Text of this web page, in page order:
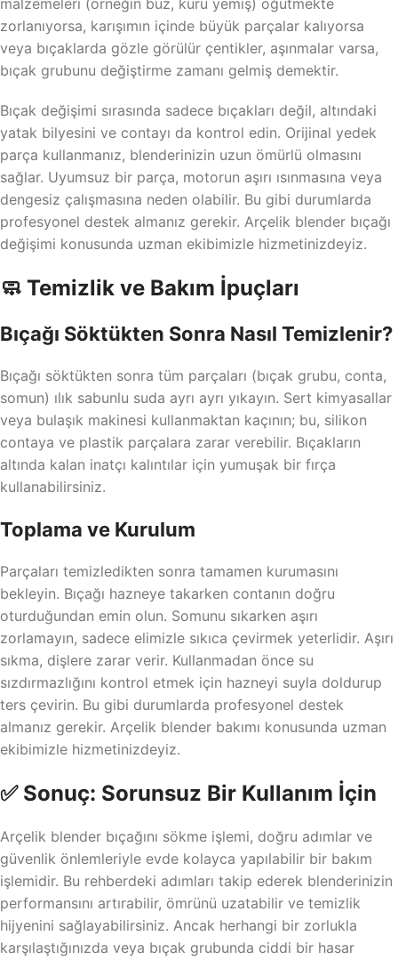
malzemeleri (örneğin buz, kuru yemiş) öğütmekte
zorlanıyorsa, karışımın içinde büyük parçalar kalıyorsa
veya bıçaklarda gözle görülür çentikler, aşınmalar varsa,
bıçak grubunu değiştirme zamanı gelmiş demektir.
Bıçak değişimi sırasında sadece bıçakları değil, altındaki
yatak bilyesini ve contayı da kontrol edin. Orijinal yedek
parça kullanmanız, blenderinizin uzun ömürlü olmasını
sağlar. Uyumsuz bir parça, motorun aşırı ısınmasına veya
dengesiz çalışmasına neden olabilir. Bu gibi durumlarda
profesyonel destek almanız gerekir. Arçelik blender bıçağı
değişimi konusunda uzman ekibimizle hizmetinizdeyiz.
🧼 Temizlik ve Bakım İpuçları
Bıçağı Söktükten Sonra Nasıl Temizlenir?
Bıçağı söktükten sonra tüm parçaları (bıçak grubu, conta,
somun) ılık sabunlu suda ayrı ayrı yıkayın. Sert kimyasallar
veya bulaşık makinesi kullanmaktan kaçının; bu, silikon
contaya ve plastik parçalara zarar verebilir. Bıçakların
altında kalan inatçı kalıntılar için yumuşak bir fırça
kullanabilirsiniz.
Toplama ve Kurulum
Parçaları temizledikten sonra tamamen kurumasını
bekleyin. Bıçağı hazneye takarken contanın doğru
oturduğundan emin olun. Somunu sıkarken aşırı
zorlamayın, sadece elimizle sıkıca çevirmek yeterlidir. Aşırı
sıkma, dişlere zarar verir. Kullanmadan önce su
sızdırmazlığını kontrol etmek için hazneyi suyla doldurup
ters çevirin. Bu gibi durumlarda profesyonel destek
almanız gerekir. Arçelik blender bakımı konusunda uzman
ekibimizle hizmetinizdeyiz.
✅ Sonuç: Sorunsuz Bir Kullanım İçin
Arçelik blender bıçağını sökme işlemi, doğru adımlar ve
güvenlik önlemleriyle evde kolayca yapılabilir bir bakım
işlemidir. Bu rehberdeki adımları takip ederek blenderinizin
performansını artırabilir, ömrünü uzatabilir ve temizlik
hijyenini sağlayabilirsiniz. Ancak herhangi bir zorlukla
karşılaştığınızda veya bıçak grubunda ciddi bir hasar